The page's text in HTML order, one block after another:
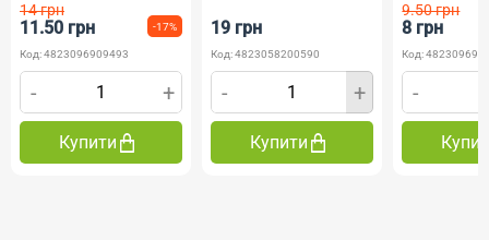
14 грн
11.50 грн -17%
Код: 4823096909493
- +
Купити
19 грн
Код: 4823058200590
- +
Купити
9.50 грн
8 грн
Код:
-